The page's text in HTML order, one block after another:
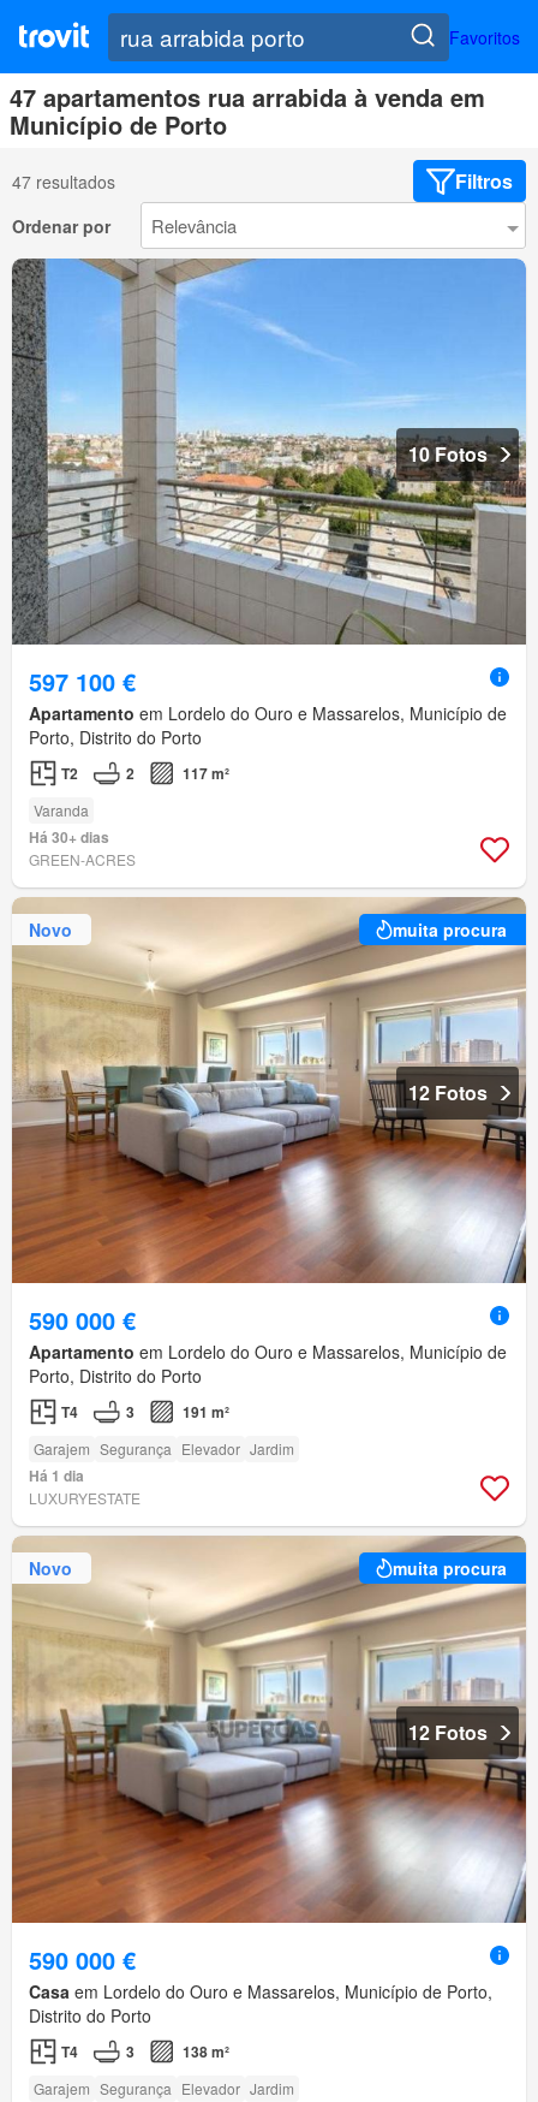
Favoritos
47 apartamentos rua arrabida à venda em
Município de Porto
47 resultados Filtros
Ordenar por
10 Fotos
597 100 €
Apartamento em Lordelo do Ouro e Massarelos, Município de
Porto, Distrito do Porto
T2 2 117 m²
Varanda
Há 30+ dias
GREEN-ACRES
Novo muita procura
12 Fotos
590 000 €
Apartamento em Lordelo do Ouro e Massarelos, Município de
Porto, Distrito do Porto
T4 3 191 m²
Garajem Segurança Elevador Jardim
Há 1 dia
LUXURYESTATE
Novo muita procura
12 Fotos
590 000 €
Casa em Lordelo do Ouro e Massarelos, Município de Porto,
Distrito do Porto
T4 3 138 m²
Garajem Segurança Elevador Jardim